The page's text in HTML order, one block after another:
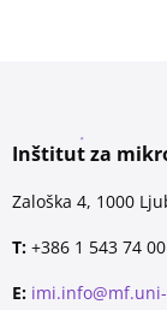
Inštitut za
Zaloška 4, 1000
T: +386 1 543 74 00
E: